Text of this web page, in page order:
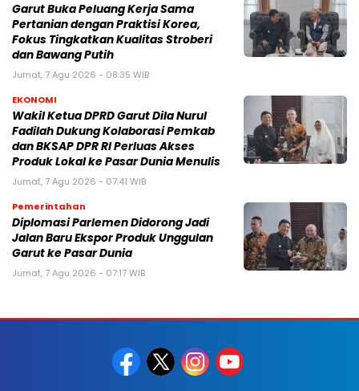
Garut Buka Peluang Kerja Sama
Pertanian dengan Praktisi Korea,
Fokus Tingkatkan Kualitas Stroberi
dan Bawang Putih
Jumat, 7 Agu 2026 - 08:35 WIB
EKONOMI
Wakil Ketua DPRD Garut Dila Nurul
Fadilah Dukung Kolaborasi Pemkab
dan BKSAP DPR RI Perluas Akses
Produk Lokal ke Pasar Dunia Menulis
Jumat, 7 Agu 2026 - 07:41 WIB
Pemerintahan
Diplomasi Parlemen Didorong Jadi
Jalan Baru Ekspor Produk Unggulan
Garut ke Pasar Dunia
Jumat, 7 Agu 2026 - 07:17 WIB